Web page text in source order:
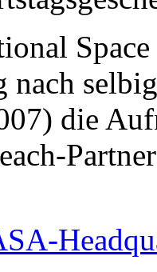
nach
die